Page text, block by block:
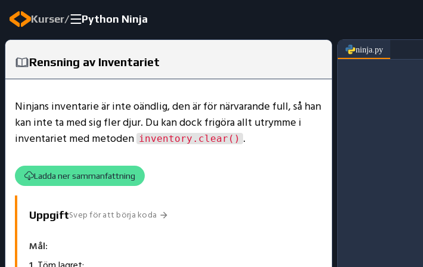
Kurser/ Python Ninja
Rensning av Inventariet
Ninjans inventarie är inte oändlig, den är för närvarande full, så han
kan inte ta med sig fler djur. Du kan dock frigöra allt utrymme i
inventariet med metoden inventory.clear() .
Ladda ner sammanfattning
UppgiftSvep för att börja koda
ninja.py